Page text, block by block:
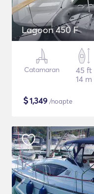
Lagoon 450 F
Catamaran
45 ft
14 m
$1,349 /noapte